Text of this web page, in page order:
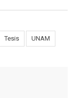
Tesis UNAM